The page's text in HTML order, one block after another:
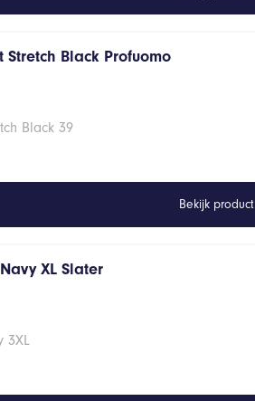
Stretch Black Profuomo
Black 39
Bekijk product
XL Slater
3XL